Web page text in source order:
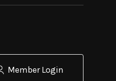
Member Login